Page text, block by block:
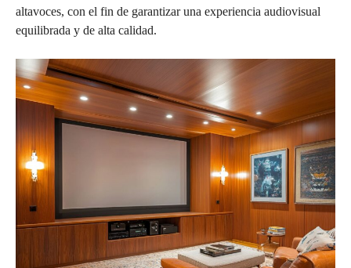
altavoces, con el fin de garantizar una experiencia audiovisual
equilibrada y de alta calidad.